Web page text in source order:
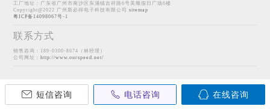
工厂地址：广东省广州市南沙区东涌镇吉祥路6号美顺假日广场6楼
Copyright@2022 广州斯必得电子科技有限公司sitemap
粤ICP备14098067号-1
联系方式
销售咨询：189-0300-8674（林经理）
公司网址：http://www.ourspeed.net/
短信咨询 电话咨询 在线咨询